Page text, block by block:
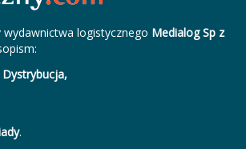
logistycznego Medialog Sp z
.